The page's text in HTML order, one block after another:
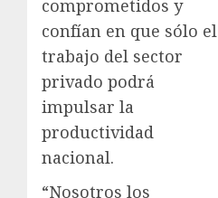
comprometidos y
confían en que sólo el
trabajo del sector
privado podrá
impulsar la
productividad
nacional.
“Nosotros los